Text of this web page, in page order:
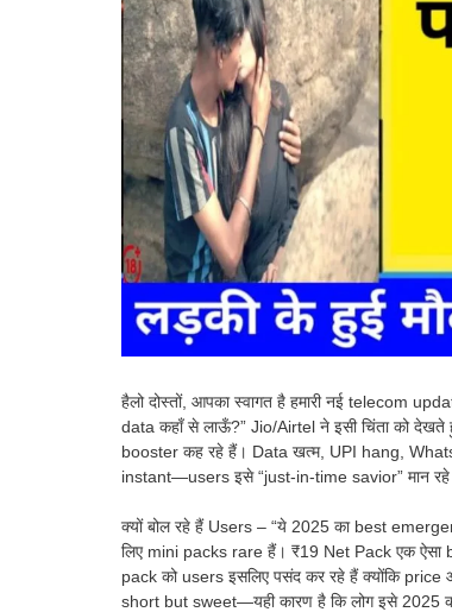
हैलो दोस्तों, आपका स्वागत है हमारी नई telecom
data कहाँ से लाऊँ?” Jio/Airtel ने इसी चिंता को
booster कह रहे हैं। Data खत्म, UPI hang,
instant—users इसे “just-in-time savior” मान रहे
क्यों बोल रहे हैं Users – “ये 2025 का best
लिए mini packs rare हैं। ₹19 Net Pack एक
pack को users इसलिए पसंद कर रहे हैं क्योंकि
short but sweet—यही कारण है कि लोग इसे 2025